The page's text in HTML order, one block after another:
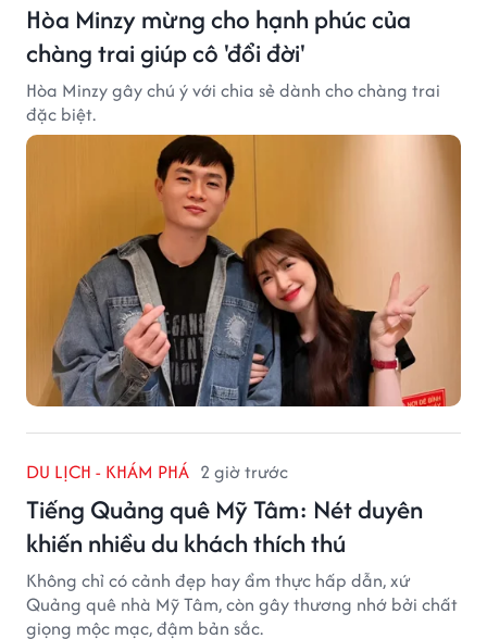
Hòa Minzy mừng cho hạnh phúc của
chàng trai giúp cô 'đổi đời'
Hòa Minzy gây chú ý với chia sẻ dành cho chàng trai
đặc biệt.
DU LỊCH - KHÁM PHÁ 2 giờ trước
Tiếng Quảng quê Mỹ Tâm: Nét duyên
khiến nhiều du khách thích thú
Không chỉ có cảnh đẹp hay ẩm thực hấp dẫn, xứ
Quảng quê nhà Mỹ Tâm, còn gây thương nhớ bởi chất
giọng mộc mạc, đậm bản sắc.